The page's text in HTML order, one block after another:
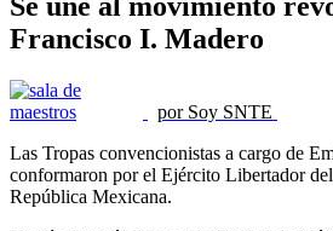
Francisco I. Madero
por Soy SNTE
Las Tropas convencionistas a cargo de
conformaron por el Ejército Libertador
República Mexicana.